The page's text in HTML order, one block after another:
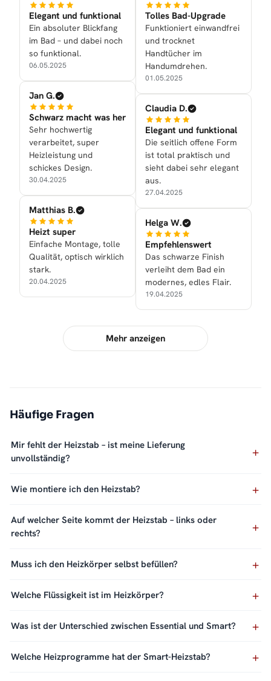
Elegant und funktional
Ein absoluter Blickfang
im Bad – und dabei noch
so funktional.
06.05.2025
Jan G.
Schwarz macht was her
Sehr hochwertig
verarbeitet, super
Heizleistung und
schickes Design.
30.04.2025
Matthias B.
Heizt super
Einfache Montage, tolle
Qualität, optisch wirklich
stark.
20.04.2025
Tolles Bad-Upgrade
Funktioniert einwandfrei
und trocknet
Handtücher im
Handumdrehen.
01.05.2025
Claudia D.
Elegant und funktional
Die seitlich offene Form
ist total praktisch und
sieht dabei sehr elegant
aus.
27.04.2025
Helga W.
Empfehlenswert
Das schwarze Finish
verleiht dem Bad ein
modernes, edles Flair.
19.04.2025
Mehr anzeigen
Häufige Fragen
Mir fehlt der Heizstab – ist meine Lieferung
unvollständig?
Wie montiere ich den Heizstab?
Auf welcher Seite kommt der Heizstab – links oder
rechts?
Muss ich den Heizkörper selbst befüllen?
Welche Flüssigkeit ist im Heizkörper?
Was ist der Unterschied zwischen Essential und Smart?
Welche Heizprogramme hat der Smart-Heizstab?